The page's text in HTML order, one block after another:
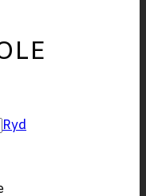
Ryd